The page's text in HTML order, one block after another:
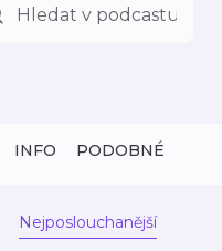
INFO PODOBNÉ
Nejposlouchanější